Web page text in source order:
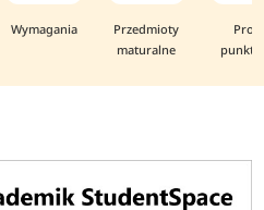
Wymagania
Przedmioty
maturalne